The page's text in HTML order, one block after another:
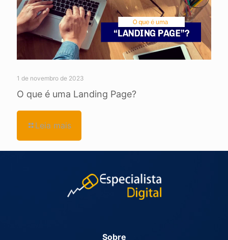
1 de novembro de 2023
O que é uma Landing Page?
Leia mais
Sobre